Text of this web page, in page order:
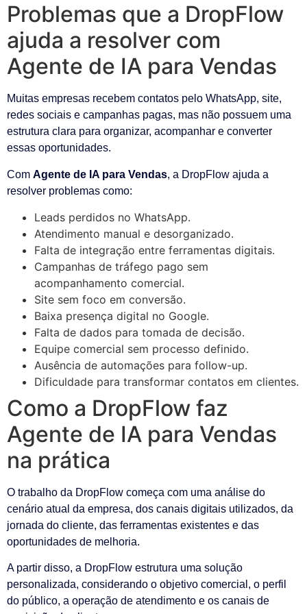
Problemas que a DropFlow
ajuda a resolver com
Agente de IA para Vendas
Muitas empresas recebem contatos pelo WhatsApp, site,
redes sociais e campanhas pagas, mas não possuem uma
estrutura clara para organizar, acompanhar e converter
essas oportunidades.
Com Agente de IA para Vendas, a DropFlow ajuda a
resolver problemas como:
Leads perdidos no WhatsApp.
Atendimento manual e desorganizado.
Falta de integração entre ferramentas digitais.
Campanhas de tráfego pago sem
acompanhamento comercial.
Site sem foco em conversão.
Baixa presença digital no Google.
Falta de dados para tomada de decisão.
Equipe comercial sem processo definido.
Ausência de automações para follow-up.
Dificuldade para transformar contatos em clientes.
Como a DropFlow faz
Agente de IA para Vendas
na prática
O trabalho da DropFlow começa com uma análise do
cenário atual da empresa, dos canais digitais utilizados, da
jornada do cliente, das ferramentas existentes e das
oportunidades de melhoria.
A partir disso, a DropFlow estrutura uma solução
personalizada, considerando o objetivo comercial, o perfil
do público, a operação de atendimento e os canais de